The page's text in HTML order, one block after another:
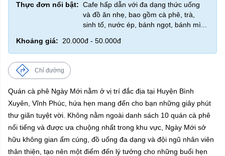
Thực đơn nổi bật: Cafe hấp dẫn với đa dạng thức uống
và đồ ăn nhẹ, bao gồm cà phê, trà,
sinh tố, nước ép, bánh ngọt, bánh mì...
Khoảng giá:
20.000đ - 50.000đ
Chỉ đường
Quán cà phê Ngày Mới nằm ở vị trí đắc địa tại Huyện Bình
Xuyên, Vĩnh Phúc, hứa hẹn mang đến cho bạn những giây phút
thư giãn tuyệt vời. Không nằm ngoài danh sách 10 quán cà phê
nổi tiếng và được ưa chuộng nhất trong khu vực, Ngày Mới sở
hữu không gian ấm cúng, đồ uống đa dạng và đội ngũ nhân viên
thân thiện, tạo nên một điểm đến lý tưởng cho những buổi hẹn